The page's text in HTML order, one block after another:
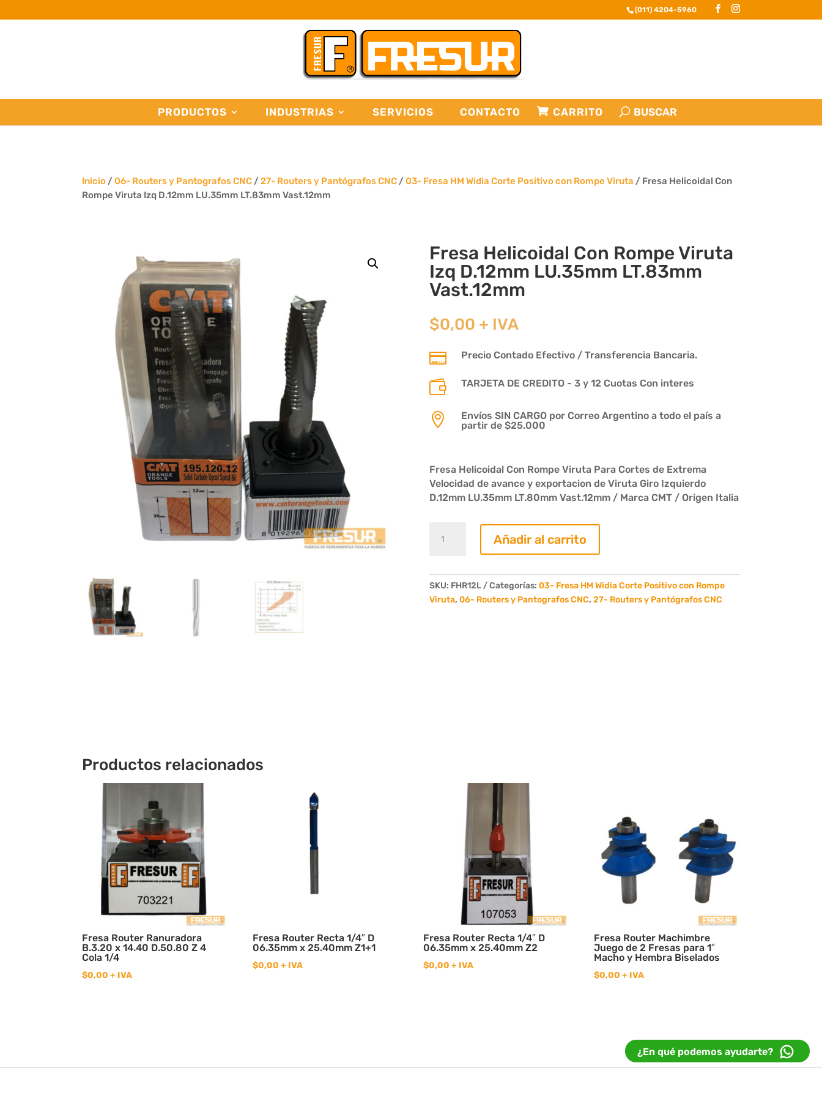
(011) 4204-5960
PRODUCTOS INDUSTRIAS SERVICIOS CONTACTO CARRITO
Inicio /06- Routers y Pantografos CNC /27- Routers y Pantógrafos CNC /03- Fresa HM Widia Corte Positivo con Rompe Viruta / Fresa Helicoidal Con
Rompe Viruta Izq D.12mm LU.35mm LT.83mm Vast.12mm
Fresa Helicoidal Con Rompe Viruta
Izq D.12mm LU.35mm LT.83mm
Vast.12mm
$0,00 + IVA
 Precio Contado Efectivo / Transferencia Bancaria.
 TARJETA DE CREDITO - 3 y 12 Cuotas Con interes

Envíos SIN CARGO por Correo Argentino a todo el país a
partir de $25.000
Fresa Helicoidal Con Rompe Viruta Para Cortes de Extrema
Velocidad de avance y exportacion de Viruta Giro Izquierdo
D.12mm LU.35mm LT.80mm Vast.12mm / Marca CMT / Origen Italia
Helicoidal
Viruta
Izq
Añadir al carrito
SKU: FHR12L Categorías: 03- Fresa HM Widia Corte Positivo con Rompe
Viruta, 06- Routers y Pantografos CNC, 27- Routers y Pantógrafos CNC
Productos relacionados
Fresa Router Ranuradora
B.3.20 x 14.40 D.50.80 Z 4
Cola 1/4
$0,00 + IVA
Fresa Router Recta 1/4″ D
06.35mm x 25.40mm Z1+1
$0,00 + IVA
Fresa Router Recta 1/4″ D
06.35mm x 25.40mm Z2
$0,00 + IVA
Fresa Router Machimbre
Juego de 2 Fresas para 1″
Macho y Hembra Biselados
$0,00 + IVA
¿En qué podemos ayudarte?